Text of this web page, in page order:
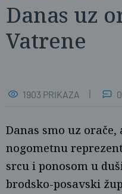
Danas uz
Vatrene
1903 PRIKAZA
Danas smo uz
nogometnu
srcu i ponosom u
brodsko-posavski